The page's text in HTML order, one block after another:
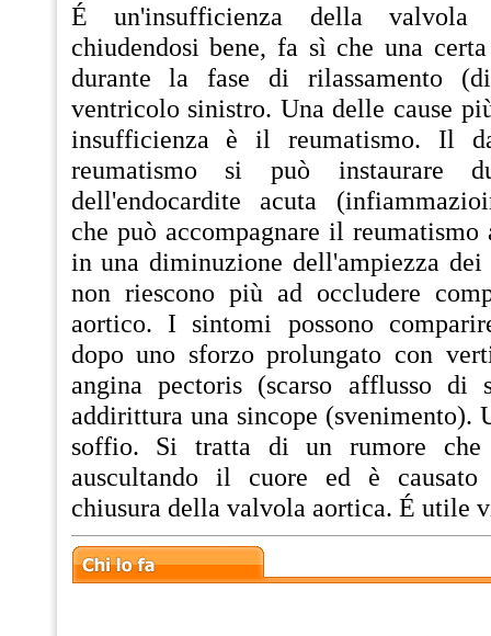
É un'insufficienza della
chiudendosi bene, fa sì che una
durante la fase di rilassamento
ventricolo sinistro. Una delle cause
insufficienza è il reumatismo. Il
reumatismo si può instaurare
dell'endocardite acuta
che può accompagnare il
in una diminuzione dell'ampiezza
non riescono più ad occludere
aortico. I sintomi possono
dopo uno sforzo prolungato con
angina pectoris (scarso afflusso di
addirittura una sincope (svenimento).
soffio. Si tratta di un rumore
auscultando il cuore ed è
chiusura della valvola aortica. É utile